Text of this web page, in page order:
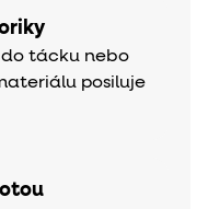
tácku nebo
posiluje